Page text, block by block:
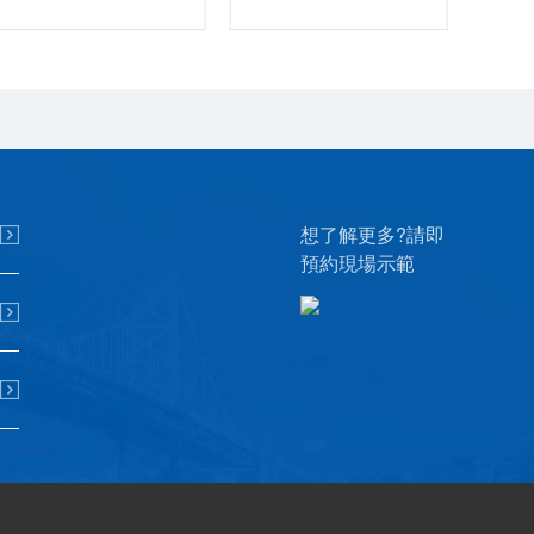
想了解更多?請即
預約現場示範